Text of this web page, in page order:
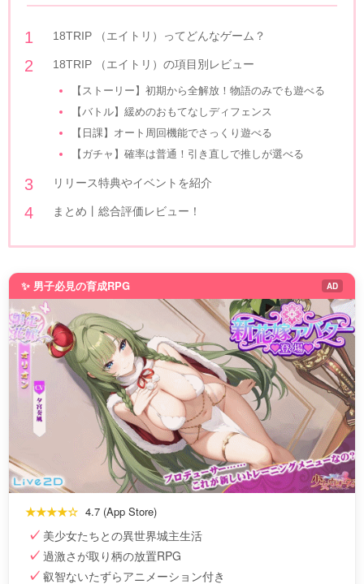
18TRIP （エイトリ）ってどんなゲーム？
18TRIP （エイトリ）の項目別レビュー
【ストーリー】初期から全解放！物語のみでも遊べる
【バトル】緩めのおもてなしディフェンス
【日課】オート周回機能でさっくり遊べる
【ガチャ】確率は普通！引き直しで推しが選べる
リリース特典やイベントを紹介
まとめ丨総合評価レビュー！
✨ 男子必見の育成RPG AD
★★★★☆ 4.7 (App Store)
美少女たちとの異世界城主生活
過激さが取り柄の放置RPG
叡智ないたずらアニメーション付き